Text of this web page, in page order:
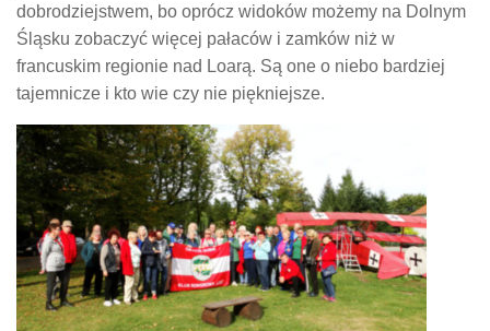
dobrodziejstwem, bo oprócz widoków możemy na Dolnym
Śląsku zobaczyć więcej pałaców i zamków niż w
francuskim regionie nad Loarą. Są one o niebo bardziej
tajemnicze i kto wie czy nie piękniejsze.